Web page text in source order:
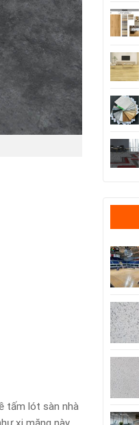
tấm lót sàn nhà